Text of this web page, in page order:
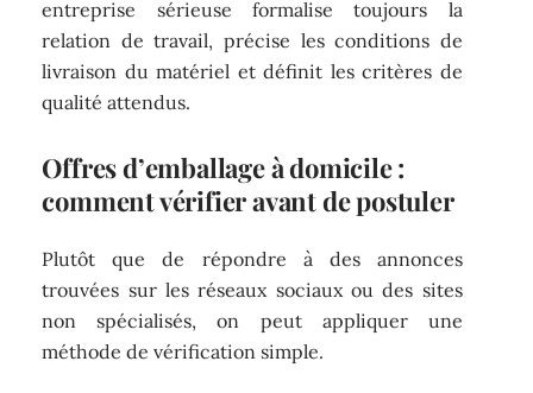
entreprise sérieuse formalise toujours la
relation de travail, précise les conditions de
livraison du matériel et définit les critères de
qualité attendus.
Offres d’emballage à domicile :
comment vérifier avant de postuler
Plutôt que de répondre à des annonces
trouvées sur les réseaux sociaux ou des sites
non spécialisés, on peut appliquer une
méthode de vérification simple.